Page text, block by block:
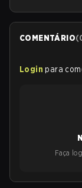
COMENTÁRIO(
Login para
Faça